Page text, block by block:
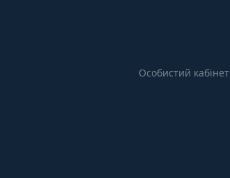
Особистий кабінет